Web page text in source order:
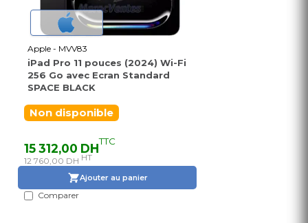
Apple - MVV83
iPad Pro 11 pouces (2024) Wi-Fi
256 Go avec Ecran Standard
SPACE BLACK
Non disponible
15 312,00 DHTTC
12 760,00 DH HT
Ajouter au panier
Comparer